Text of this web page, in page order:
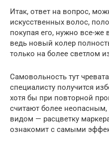
Итак, ответ на вопрос,
искусственных волос,
покупая его, нужно все-же
ведь новый колер
только на более светлом
Самовольность тут
специалисту получится
хотя бы при повторной
считают более неопасным,
видом — расцветку
ознакомит с самыми